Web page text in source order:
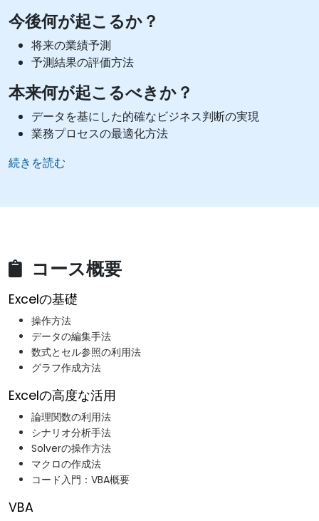
今後何が起こるか？
将来の業績予測
予測結果の評価方法
本来何が起こるべきか？
データを基にした的確なビジネス判断の実現
業務プロセスの最適化方法
続きを読む
コース概要
Excelの基礎
操作方法
データの編集手法
数式とセル参照の利用法
グラフ作成方法
Excelの高度な活用
論理関数の利用法
シナリオ分析手法
Solverの操作方法
マクロの作成法
コード入門：VBA概要
VBA